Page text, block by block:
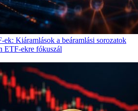
Kiáramlások a beáramlási sorozatok
ETF-ekre fókuszál